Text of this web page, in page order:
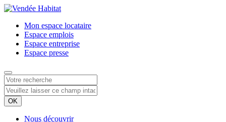
Mon espace locataire
Espace emplois
Espace entreprise
Espace presse
Nous découvrir